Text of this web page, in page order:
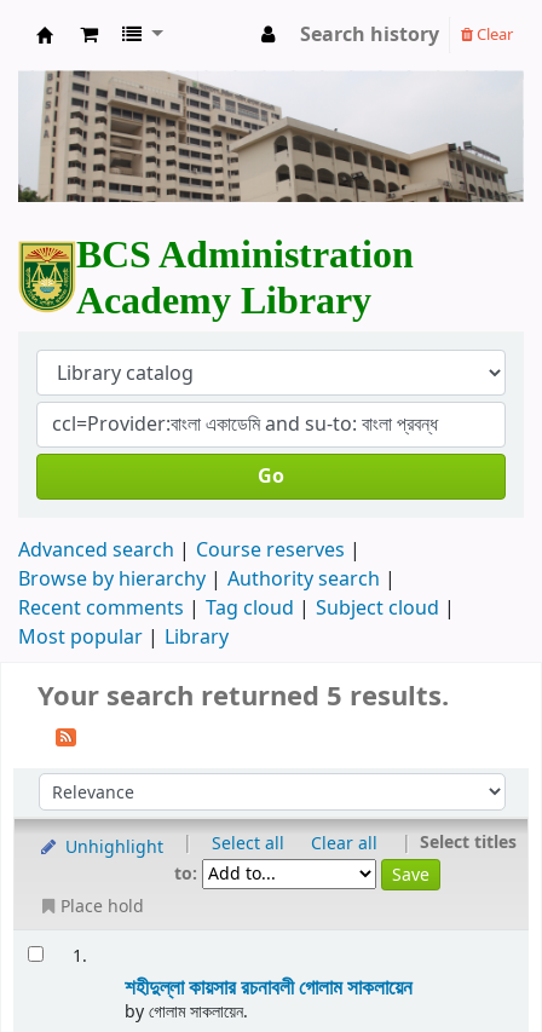
BCS Administration Academy Library
Search history Clear
BCS Administration
Academy Library
Go
Advanced search
Course reserves
Browse by hierarchy
Authority search
Recent comments
Tag cloud
Subject cloud
Most popular
Library
Your search returned 5 results.
Unhighlight | Select all Clear all | Select titles
to:
Place hold
1.
শহীদুল্লা কায়সার রচনাবলীগোলাম সাকলায়েন
byগোলাম সাকলায়েন.